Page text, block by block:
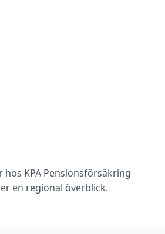
KPA Pensionsförsäkring
en regional överblick.